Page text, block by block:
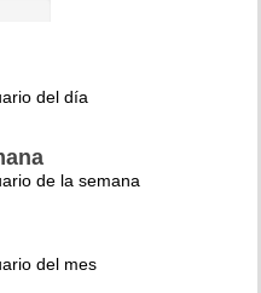
del día
de la semana
del mes